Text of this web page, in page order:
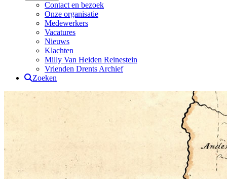
Contact en bezoek
Onze organisatie
Medewerkers
Vacatures
Nieuws
Klachten
Milly Van Heiden Reinestein
Vrienden Drents Archief
Zoeken
Drents Archief